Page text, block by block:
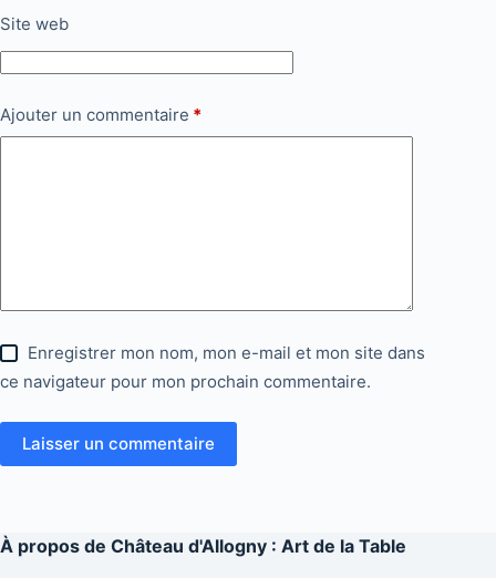
Site web
Ajouter un commentaire *
Enregistrer mon nom, mon e-mail et mon site dans
ce navigateur pour mon prochain commentaire.
Laisser un commentaire
À propos de Château d'Allogny : Art de la Table